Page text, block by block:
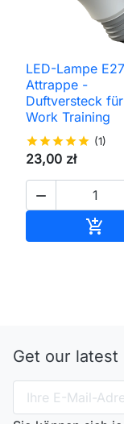
LED-Lampe E27
Attrappe -
Duftversteck
Work Training
starstarstarstarstar (1)
23,00 zł


Get our latest